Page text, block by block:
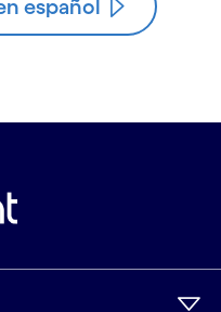
español